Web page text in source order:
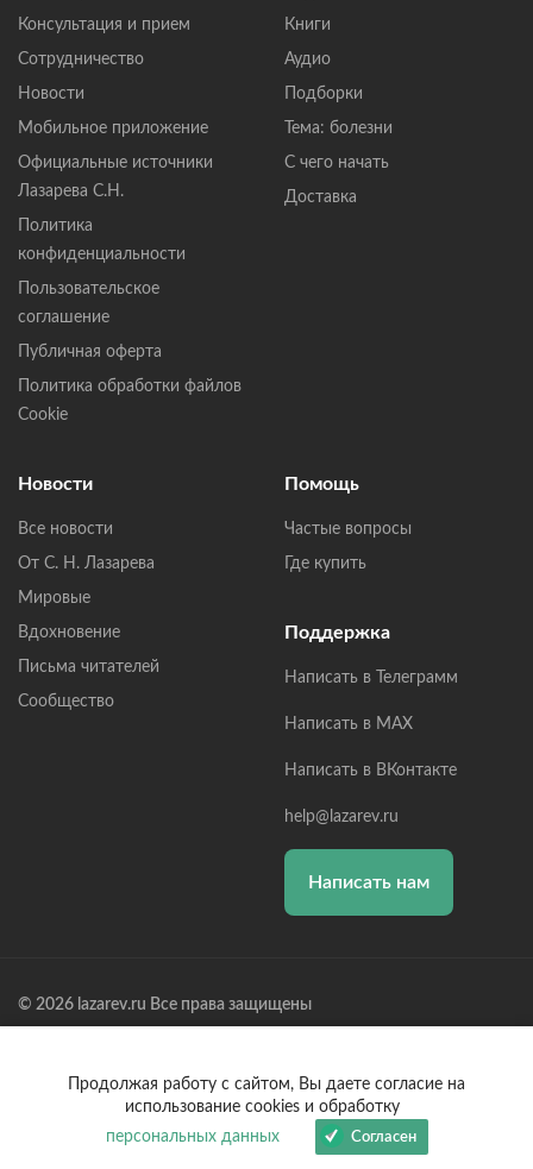
Консультация и прием
Сотрудничество
Новости
Мобильное приложение
Официальные источники
Лазарева С.Н.
Политика
конфиденциальности
Пользовательское
соглашение
Публичная оферта
Политика обработки файлов
Cookie
Книги
Аудио
Подборки
Тема: болезни
С чего начать
Доставка
Новости
Все новости
От С. Н. Лазарева
Мировые
Вдохновение
Письма читателей
Сообщество
Помощь
Частые вопросы
Где купить
Поддержка
Написать в Телеграмм
Написать в MAX
Написать в ВКонтакте
help@lazarev.ru
Написать нам
© 2026 lazarev.ru Все права защищены
Банк: ОАО "АЛЬФА-БАНК" БИК: 044525593, К/С:
30101810200000000593
Продолжая работу с сайтом, Вы даете согласие на
использование cookies и обработку
персональных данных
Согласен